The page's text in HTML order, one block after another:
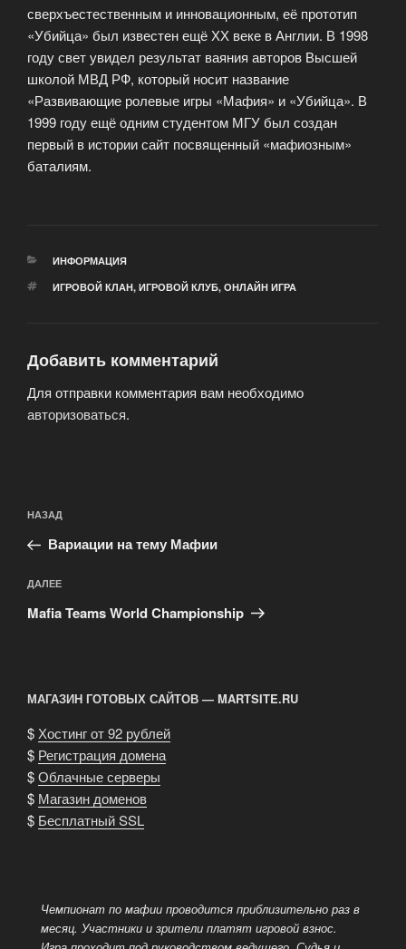
сверхъестественным и инновационным, её прототип
«Убийца» был известен ещё ХХ веке в Англии. В 1998
году свет увидел результат ваяния авторов Высшей
школой МВД РФ, который носит название
«Развивающие ролевые игры «Мафия» и «Убийца». В
1999 году ещё одним студентом МГУ был создан
первый в истории сайт посвященный «мафиозным»
баталиям.
РУБРИКИ
ИНФОРМАЦИЯ
МЕТКИ
ИГРОВОЙ КЛАН, ИГРОВОЙ КЛУБ, ОНЛАЙН ИГРА
Добавить комментарий
Для отправки комментария вам необходимо
авторизоваться.
по
записям
Предыдущая
запись:
НАЗАД
Вариации на тему Мафии
Следующая
запись
ДАЛЕЕ
Mafia Teams World Championship
МАГАЗИН ГОТОВЫХ САЙТОВ — MARTSITE.RU
$Хостинг от 92 рублей
$ Регистрация домена
$Облачные серверы
$ Магазин доменов
$ Бесплатный SSL
Чемпионат по мафии проводится приблизительно раз в
месяц. Участники и зрители платят игровой взнос.